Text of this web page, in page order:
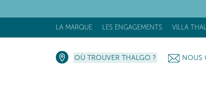
LA MARQUE LES ENGAGEMENTS VILLA
OÙ TROUVER THALGO ? NOUS